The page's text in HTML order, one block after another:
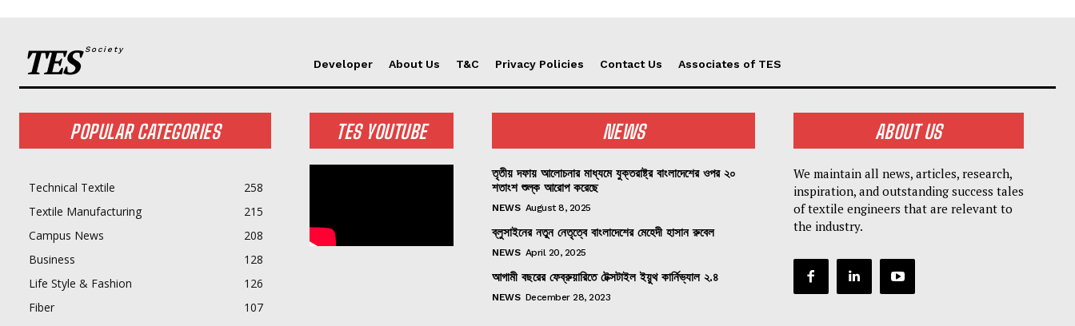
TES Society
Developer About Us T&C Privacy Policies Contact Us Associates of TES
POPULAR CATEGORIES
Technical Textile
258
Textile Manufacturing
215
Campus News
208
Business
128
Life Style & Fashion
126
Fiber
107
TES YOUTUBE NEWS
তৃতীয় দফায় আলোচনার মাধ্যমে যুক্তরাষ্ট্র বাংলাদেশের ওপর ২০
শতাংশ শুল্ক আরোপ করেছে
NEWS August 8, 2025
ব্লুসাইনের নতুন নেতৃত্বে বাংলাদেশের মেহেদী হাসান রুবেল
NEWS April 20, 2025
আগামী বছরের ফেব্রুয়ারিতে টেক্সটাইল ইয়ুথ কার্নিভ্যাল ২.৪
NEWS December 28, 2023
ABOUT US
We maintain all news, articles, research,
inspiration, and outstanding success tales
of textile engineers that are relevant to
the industry.